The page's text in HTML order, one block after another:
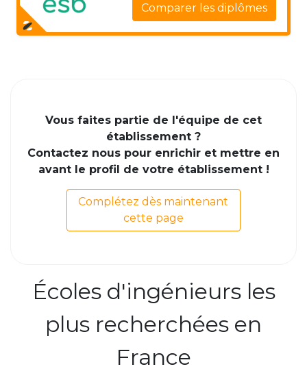
Comparer les diplômes
Vous faites partie de l'équipe de cet
établissement ?
Contactez nous pour enrichir et mettre en
avant le profil de votre établissement !
Complétez dès maintenant
cette page
Écoles d'ingénieurs les
plus recherchées en
France